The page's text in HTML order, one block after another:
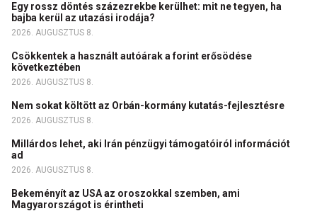
Egy rossz döntés százezrekbe kerülhet: mit ne tegyen, ha
bajba kerül az utazási irodája?
2026. AUGUSZTUS 8.
Csökkentek a használt autóárak a forint erősödése
következtében
2026. AUGUSZTUS 8.
Nem sokat költött az Orbán-kormány kutatás-fejlesztésre
2026. AUGUSZTUS 8.
Millárdos lehet, aki Irán pénzügyi támogatóiról információt
ad
2026. AUGUSZTUS 8.
Bekeményít az USA az oroszokkal szemben, ami
Magyarországot is érintheti